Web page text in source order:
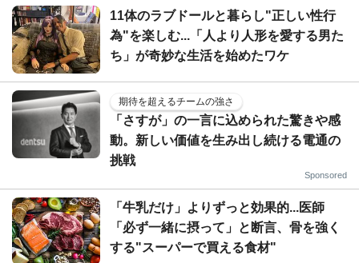
11体のラブドールと暮らし"正しい性行
為"を楽しむ...「人より人形を愛する男た
ち」が奇妙な生活を始めたワケ
期待を超えるチームの強さ
「さすが」の一言に込められた驚きや感
動。新しい価値を生み出し続ける電通の
挑戦
Sponsored
「牛乳だけ」よりずっと効果的...医師
「必ず一緒に摂って」と断言、骨を強く
する"スーパーで買える食材"